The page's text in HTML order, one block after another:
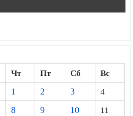
Чт Пт Сб
Вс
1
2 3
4
8 9 10
11